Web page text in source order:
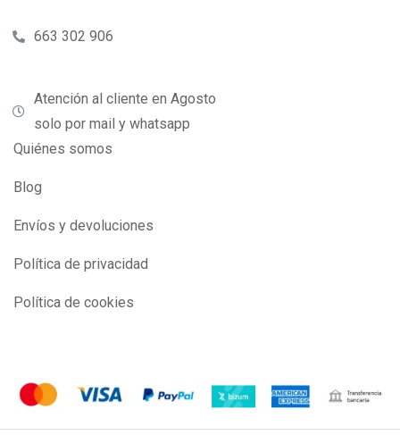
663 302 906
Atención al cliente en Agosto
solo por mail y whatsapp
Quiénes somos
Blog
Envíos y devoluciones
Política de privacidad
Política de cookies